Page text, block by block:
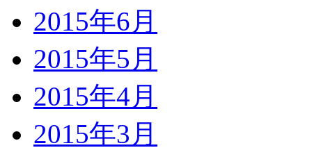
2015年6月
2015年5月
2015年4月
2015年3月